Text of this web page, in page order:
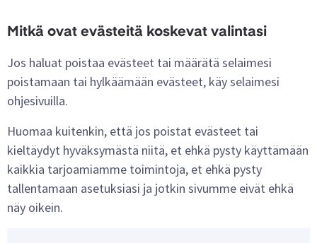
Mitkä ovat evästeitä koskevat valintasi
Jos haluat poistaa evästeet tai määrätä selaimesi
poistamaan tai hylkäämään evästeet, käy selaimesi
ohjesivuilla.
Huomaa kuitenkin, että jos poistat evästeet tai
kieltäydyt hyväksymästä niitä, et ehkä pysty käyttämään
kaikkia tarjoamiamme toimintoja, et ehkä pysty
tallentamaan asetuksiasi ja jotkin sivumme eivät ehkä
näy oikein.